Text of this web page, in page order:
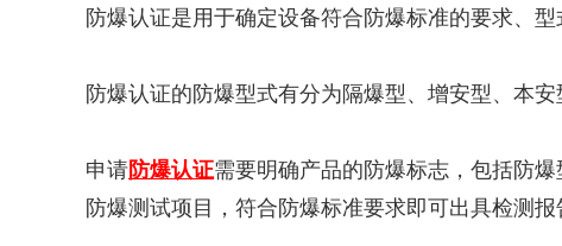
防爆认证是用于确定设备符合防爆标准的要求、
防爆认证的防爆型式有分为隔爆型、增安型、本
申请防爆认证需要明确产品的防爆标志，包括防
防爆测试项目，符合防爆标准要求即可出具检测